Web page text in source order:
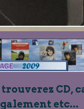
CD,
etc...